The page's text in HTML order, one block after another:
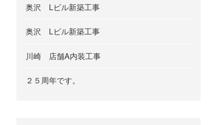
奥沢 Lビル新築工事
奥沢 Lビル新築工事
川崎 店舗A内装工事
２５周年です。